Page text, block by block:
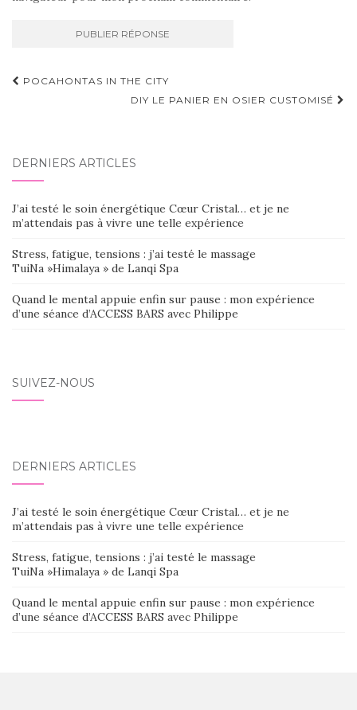
Navigation
POCAHONTAS IN THE CITY
DIY LE PANIER EN OSIER CUSTOMISÉ
DERNIERS ARTICLES
J’ai testé le soin énergétique Cœur Cristal… et je ne
m’attendais pas à vivre une telle expérience
Stress, fatigue, tensions : j’ai testé le massage
TuiNa »Himalaya » de Lanqi Spa
Quand le mental appuie enfin sur pause : mon expérience
d’une séance d’ACCESS BARS avec Philippe
SUIVEZ-NOUS
DERNIERS ARTICLES
J’ai testé le soin énergétique Cœur Cristal… et je ne
m’attendais pas à vivre une telle expérience
Stress, fatigue, tensions : j’ai testé le massage
TuiNa »Himalaya » de Lanqi Spa
Quand le mental appuie enfin sur pause : mon expérience
d’une séance d’ACCESS BARS avec Philippe